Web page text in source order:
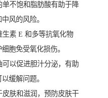
不饱和脂肪酸有助于降
风的风险。
素 E 和多等抗氧化物
胞免受氧化损伤。
以促进胆汁分泌，有助
缓解问题。
肤和滋润，预防皮肤干